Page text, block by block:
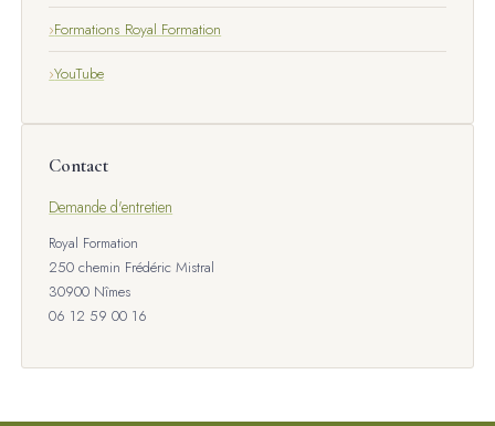
Formations Royal Formation
YouTube
Contact
Demande d'entretien
Royal Formation
250 chemin Frédéric Mistral
30900 Nîmes
06 12 59 00 16